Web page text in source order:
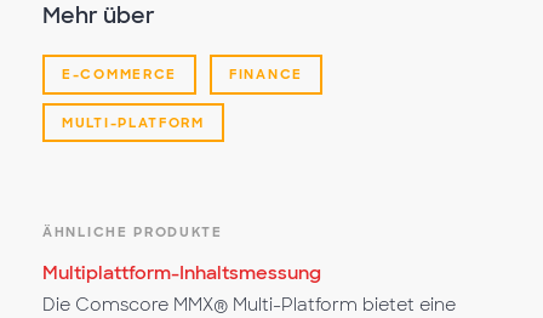
Mehr über
E-COMMERCE FINANCE
MULTI-PLATFORM
ÄHNLICHE PRODUKTE
Multiplattform-Inhaltsmessung
Die Comscore MMX® Multi-Platform bietet eine